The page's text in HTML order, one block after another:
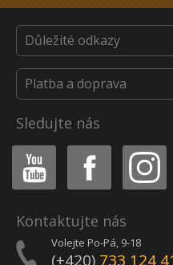
Důležité odkazy
Platba a doprava
Sledujte nás
Youtube Facebook Instagram
Kontaktujte nás
Volejte Po-Pá, 9-18
(+420) 733 124